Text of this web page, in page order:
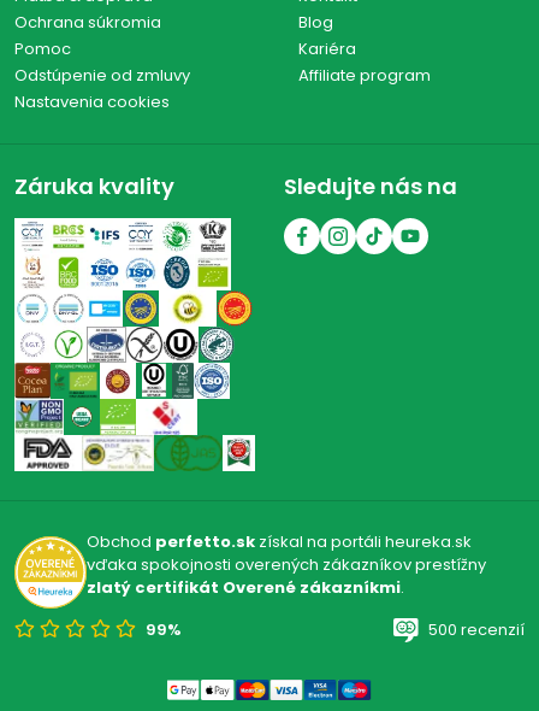
Ochrana súkromia
Pomoc
Odstúpenie od zmluvy
Nastavenia cookies
Blog
Kariéra
Affiliate program
Záruka kvality Sledujte nás na
Obchod perfetto.skzískal na portáli heureka.sk
vďaka spokojnosti overených zákazníkov prestížny
zlatý certifikát Overené zákazníkmi.
99%
500 recenzií